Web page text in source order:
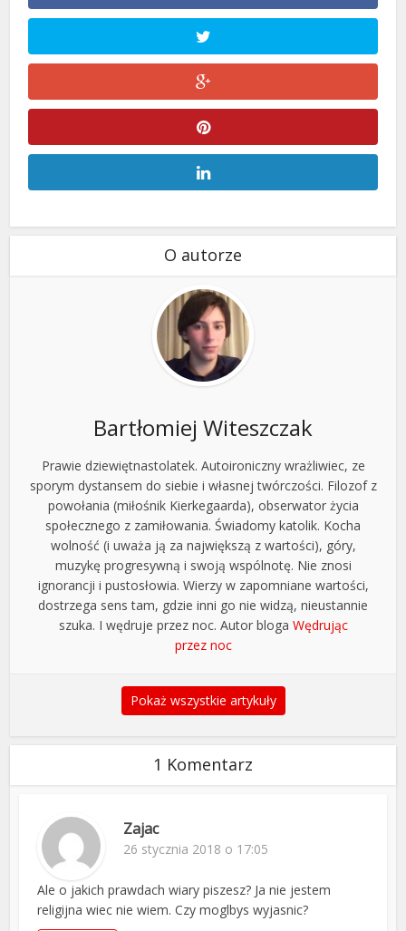
O autorze
Bartłomiej Witeszczak
Prawie dziewiętnastolatek. Autoironiczny wrażliwiec, ze
sporym dystansem do siebie i własnej twórczości. Filozof z
powołania (miłośnik Kierkegaarda), obserwator życia
społecznego z zamiłowania. Świadomy katolik. Kocha
wolność (i uważa ją za największą z wartości), góry,
muzykę progresywną i swoją wspólnotę. Nie znosi
ignorancji i pustosłowia. Wierzy w zapomniane wartości,
dostrzega sens tam, gdzie inni go nie widzą, nieustannie
szuka. I wędruje przez noc. Autor bloga Wędrując
przez noc
Pokaż wszystkie artykuły
1 Komentarz
Zajac
26 stycznia 2018 o 17:05
Ale o jakich prawdach wiary piszesz? Ja nie jestem
religijna wiec nie wiem. Czy moglbys wyjasnic?